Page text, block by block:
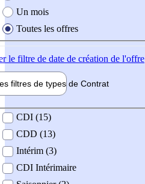
Un mois
Toutes les offres
le filtre de date de création de l'offre
filtres de types de Contrat
contrat
CDI (15)
CDD (13)
Intérim (3)
CDI Intérimaire